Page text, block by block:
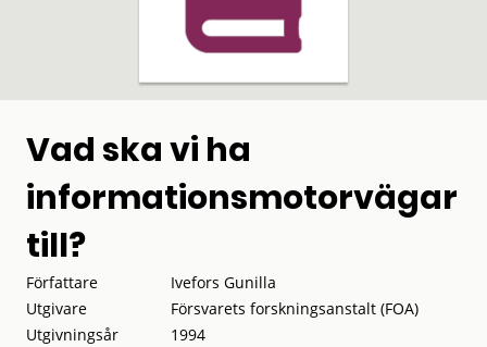
Vad ska vi ha
informationsmotorvägar
till?
Författare
Ivefors Gunilla
Utgivare
Försvarets forskningsanstalt (FOA)
Utgivningsår
1994